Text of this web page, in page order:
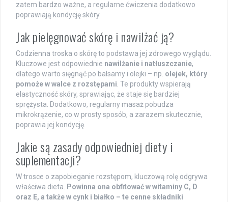
zatem bardzo ważne, a regularne ćwiczenia dodatkowo
poprawiają kondycję skóry.
Jak pielęgnować skórę i nawilżać ją?
Codzienna troska o skórę to podstawa jej zdrowego wyglądu.
Kluczowe jest odpowiednie nawilżanie i natłuszczanie,
dlatego warto sięgnąć po balsamy i olejki – np. olejek, który
pomoże w walce z rozstępami . Te produkty wspierają
elastyczność skóry, sprawiając, że staje się bardziej
sprężysta. Dodatkowo, regularny masaż pobudza
mikrokrążenie, co w prosty sposób, a zarazem skutecznie,
poprawia jej kondycję.
Jakie są zasady odpowiedniej diety i
suplementacji?
W trosce o zapobieganie rozstępom, kluczową rolę odgrywa
właściwa dieta. Powinna ona obfitować w witaminy C, D
oraz E, a także w cynk i białko – te cenne składniki